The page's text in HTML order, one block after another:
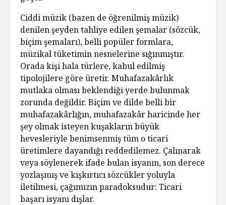
Ciddi müzik (bazen de öğrenilmiş müzik)
denilen şeyden tahliye edilen şemalar (sözcük,
biçim şemaları), belli popüler formlara,
müzikal tüketimin nesnelerine sığınmıştır.
Orada kişi hala türlere, kabul edilmiş
tipolojilere göre üretir. Muhafazakârlık
mutlaka olması beklendiği yerde bulunmak
zorunda değildir. Biçim ve dilde belli bir
muhafazakârlığın, muhafazakâr haricinde her
şey olmak isteyen kuşakların büyük
hevesleriyle benimsenmiş tüm o ticari
üretimlere dayandığı reddedilemez. Çalınarak
veya söylenerek ifade bulan isyanın, son derece
yozlaşmış ve kışkırtıcı sözcükler yoluyla
iletilmesi, çağımızın paradoksudur: Ticari
başarı isyanı dışlar.